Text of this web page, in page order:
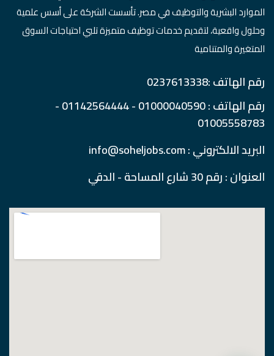
الموارد البشرية والتوظيف في مصر. تأسست الشركة على أسس علمية
وحلول واقعية، لتقديم خدمات توظيف متميزة تلبي احتياجات السوق
المتغيرة والمتنامية
رقم الهاتف :0237613338
رقم الهاتف : 01000040590 - 01142564444 -
01005558783
البريد الالكتروني : info@soheljobs.com
العنوان : رقم 30 شارع المساحة - الدقي